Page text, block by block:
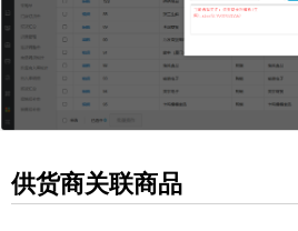
供货商关联商品